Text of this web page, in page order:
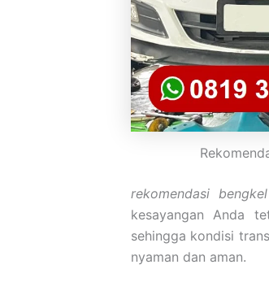
rekomendasi
kesayangan Anda
sehingga kondisi
nyaman dan aman.